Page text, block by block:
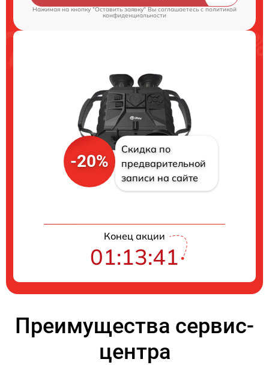
Нажимая на кнопку "Оставить заявку" Вы соглашаетесь cполитикой
конфиденциальности
-20%
Скидка по
предварительной
записи на сайте
Конец акции
01:13:40
Преимущества сервис-
центра